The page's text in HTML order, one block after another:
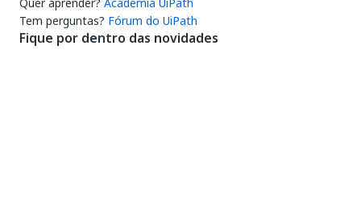
Tem perguntas? Fórum do UiPath
Fique por dentro das novidades